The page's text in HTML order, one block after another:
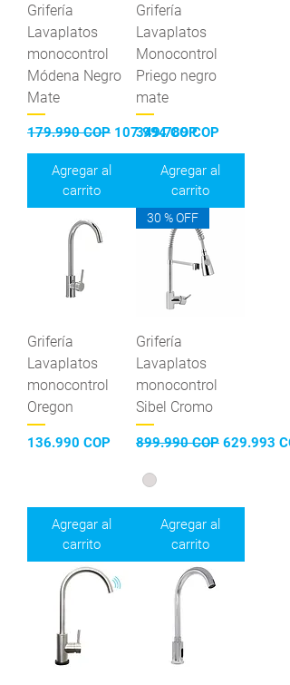
Grifería
Lavaplatos
monocontrol
Módena Negro
Mate
Precio
179.990 COP Precio de oferta
107.994 COP
Agregar al
carrito
Grifería
Lavaplatos
Monocontrol
Priego negro
mate
Precio
349.789 COP
Agregar al
carrito
Grifería
Lavaplatos
monocontrol
Oregon
Precio
136.990 COP
Agregar al
carrito
30 % OFF
Grifería
Lavaplatos
monocontrol
Sibel Cromo
Precio
899.990 COP Precio de
629.993
Agregar al
carrito